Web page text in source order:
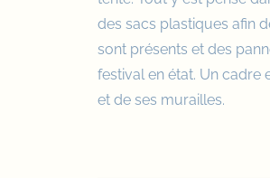
des sacs plastiques afin
sont présents et des
festival en état. Un cadre
et de ses murailles.